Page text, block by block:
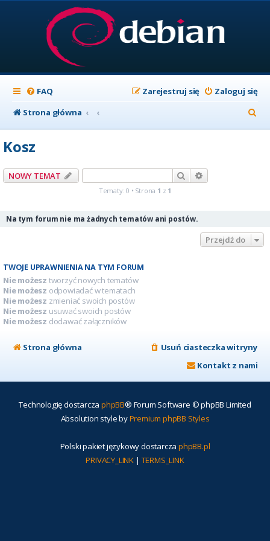
FAQ Zaloguj się
Zarejestruj się
Strona główna
z
Kosz
NOWY TEMAT Szukaj
Tematy: 0 • Strona 1 z 1
Na tym forum nie ma żadnych tematów ani postów.
Przejdź do
TWOJE UPRAWNIENIA NA TYM FORUM
Nie możesz tworzyć nowych tematów
Nie możesz odpowiadać w tematach
Nie możesz zmieniać swoich postów
Nie możesz usuwać swoich postów
Nie możesz dodawać załączników
Strona główna
Usuń ciasteczka witryny
Kontakt z nami
Technologię dostarcza phpBB® Forum Software © phpBB Limited
Absolution style byPremium phpBB Styles
Polski pakiet językowy dostarcza phpBB.pl
PRIVACY_LINK | TERMS_LINK